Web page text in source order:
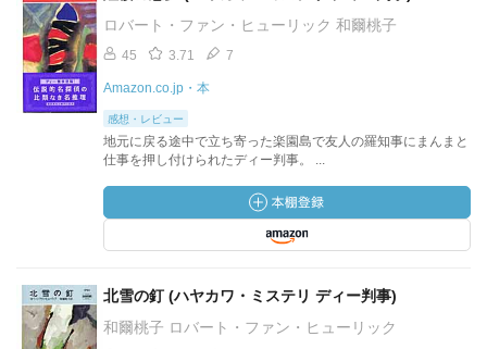
ロバート・ファン・ヒューリック 和爾桃子
45 3.71 7
Amazon.co.jp・本
感想・レビュー
地元に戻る途中で立ち寄った楽園島で友人の羅知事にまんまと
仕事を押し付けられたディー判事。 ...
北雪の釘 (ハヤカワ・ミステリ ディー判事)
和爾桃子 ロバート・ファン・ヒューリック